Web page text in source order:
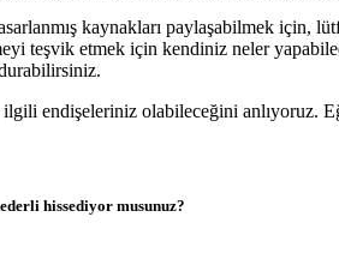
kaynakları paylaşabilmek için,
teşvik etmek için kendiniz neler
endişeleriniz olabileceğini anlıyoruz.
hissediyor musunuz?